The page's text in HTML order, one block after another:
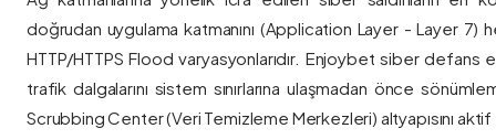
doğrudan uygulama katmanını (Application Layer - Layer 7)
HTTP/HTTPS Flood varyasyonlarıdır. Enjoybet siber
trafik dalgalarını sistem sınırlarına ulaşmadan önce
Scrubbing Center (Veri Temizleme Merkezleri) altyapısını